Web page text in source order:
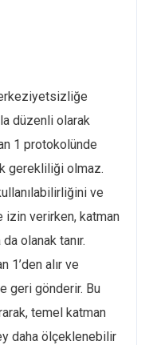
düzenli olarak
1 protokolünde
gerekliliği olmaz.
ve
verirken, katman
olanak tanır.
1’den alır ve
geri gönderir. Bu
temel katman
daha ölçeklenebilir